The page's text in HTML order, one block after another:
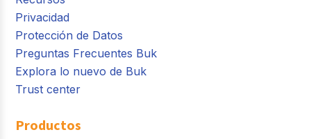
Privacidad
Protección de Datos
Preguntas Frecuentes Buk
Explora lo nuevo de Buk
Trust center
Productos